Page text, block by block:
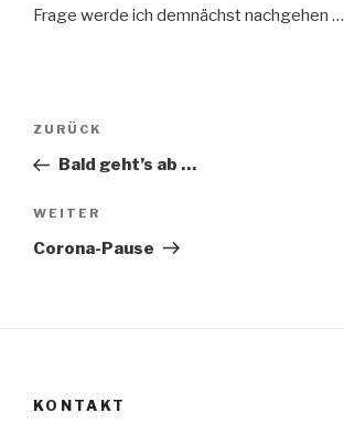
Frage werde ich demnächst nachgehen …
Beitragsnavigation
Vorheriger
Beitrag
ZURÜCK
Bald geht’s ab …
Nächster
Beitrag
WEITER
Corona-Pause
KONTAKT